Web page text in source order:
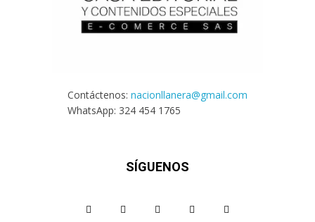
Contáctenos: nacionllanera@gmail.com
WhatsApp: 324 454 1765
SÍGUENOS